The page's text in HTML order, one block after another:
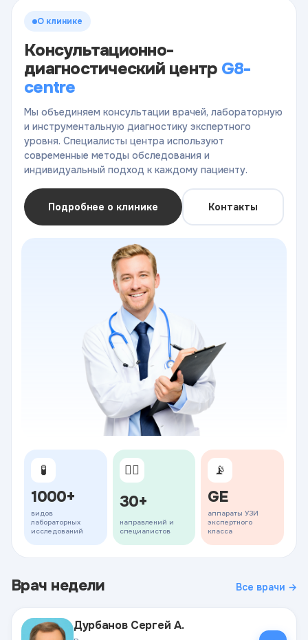
О клинике
Консультационно-
диагностический центр G8-
centre
Мы объединяем консультации врачей, лабораторную
и инструментальную диагностику экспертного
уровня. Специалисты центра используют
современные методы обследования и
индивидуальный подход к каждому пациенту.
Подробнее о клинике Контакты
🧪
1000+
видов
лабораторных
исследований
👨‍⚕️
30+
направлений и
специалистов
📡
GE
аппараты УЗИ
экспертного
класса
Врач недели Все врачи →
Дурбанов Сергей А.